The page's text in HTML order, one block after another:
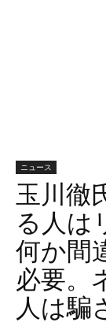
ニュース
玉川徹
る人は
何か間
必要。
人は騙